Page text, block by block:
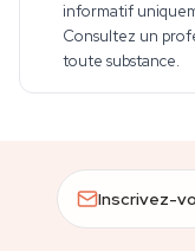
informatif
Consultez un
toute substance.
Inscrivez-